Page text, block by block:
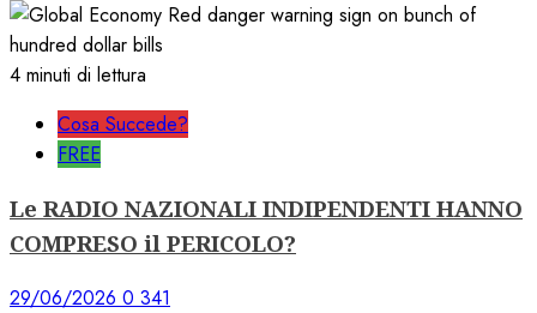
4 minuti di lettura
Cosa Succede?
FREE
Le RADIO NAZIONALI INDIPENDENTI HANNO
COMPRESO il PERICOLO?
29/06/2026 0 341